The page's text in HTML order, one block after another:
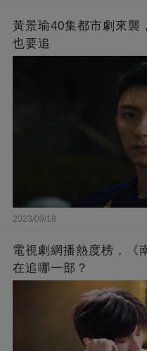
黃景瑜40集都市劇來襲
也要追
2023/09/18
電視劇網播熱度榜，《
在追哪一部？